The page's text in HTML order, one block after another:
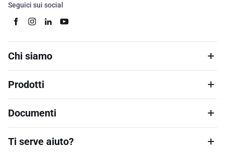
Seguici sui social
Chi siamo
Prodotti
Documenti
Ti serve aiuto?